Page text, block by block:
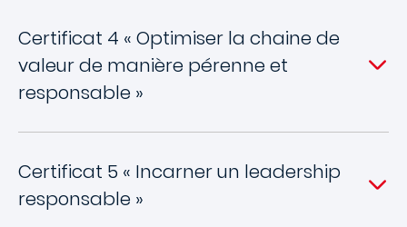
Certificat 4 « Optimiser la chaine de
valeur de manière pérenne et
responsable »
Certificat 5 « Incarner un leadership
responsable »